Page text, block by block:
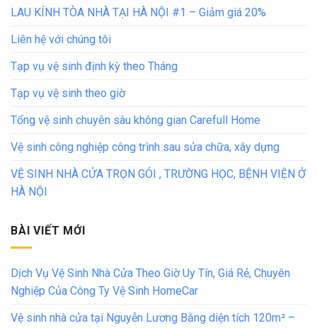
LAU KÍNH TÒA NHÀ TẠI HÀ NỘI #1 – Giảm giá 20%
Liên hệ với chúng tôi
Tạp vụ vệ sinh định kỳ theo Tháng
Tạp vụ vệ sinh theo giờ
Tổng vệ sinh chuyên sâu không gian Carefull Home
Vệ sinh công nghiệp công trình sau sửa chữa, xây dựng
VỆ SINH NHÀ CỬA TRỌN GÓI , TRƯỜNG HỌC, BỆNH VIỆN Ở
HÀ NỘI
BÀI VIẾT MỚI
Dịch Vụ Vệ Sinh Nhà Cửa Theo Giờ Uy Tín, Giá Rẻ, Chuyên
Nghiệp Của Công Ty Vệ Sinh HomeCar
Vệ sinh nhà cửa tại Nguyễn Lương Bằng diện tích 120m² –